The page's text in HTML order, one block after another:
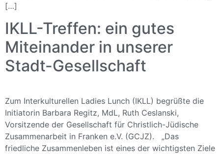
[…]
IKLL-Treffen: ein gutes
Miteinander in unserer
Stadt-Gesellschaft
Zum Interkulturellen Ladies Lunch (IKLL) begrüßte die
Initiatorin Barbara Regitz, MdL, Ruth Ceslanski,
Vorsitzende der Gesellschaft für Christlich-Jüdische
Zusammenarbeit in Franken e.V. (GCJZ). „Das
friedliche Zusammenleben ist eines der wichtigsten Ziele